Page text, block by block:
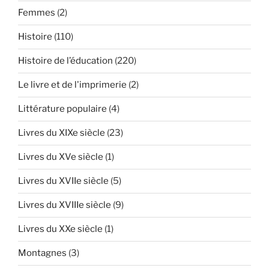
Femmes (2)
Histoire (110)
Histoire de l’éducation (220)
Le livre et de l'imprimerie (2)
Littérature populaire (4)
Livres du XIXe siècle (23)
Livres du XVe siècle (1)
Livres du XVIIe siècle (5)
Livres du XVIIIe siècle (9)
Livres du XXe siècle (1)
Montagnes (3)